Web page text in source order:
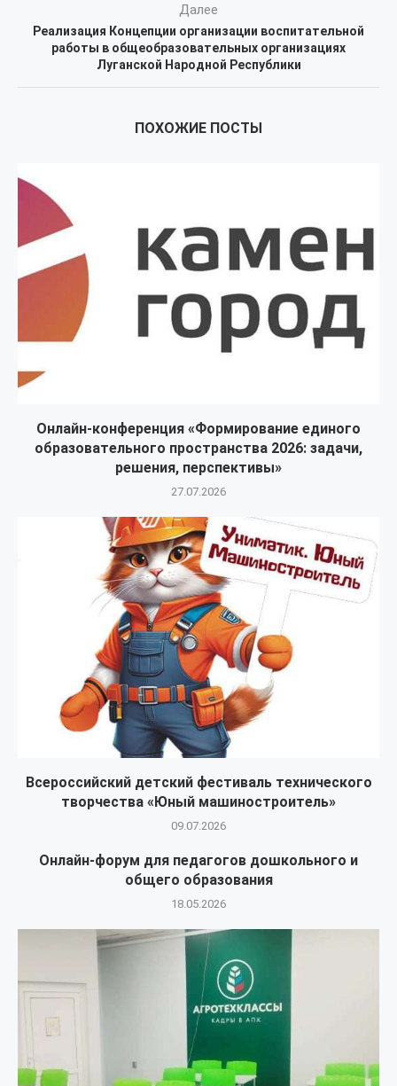
Далее
Реализация Концепции организации воспитательной
работы в общеобразовательных организациях
Луганской Народной Республики
ПОХОЖИЕ ПОСТЫ
Онлайн-конференция «Формирование единого
образовательного пространства 2026: задачи,
решения, перспективы»
27.07.2026
Всероссийский детский фестиваль технического
творчества «Юный машиностроитель»
09.07.2026
Онлайн-форум для педагогов дошкольного и
общего образования
18.05.2026